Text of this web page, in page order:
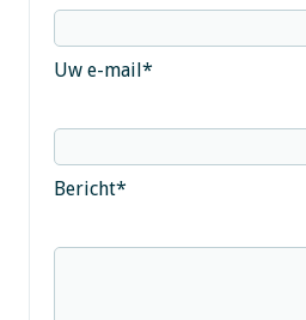
Uw e-mail*
Bericht*